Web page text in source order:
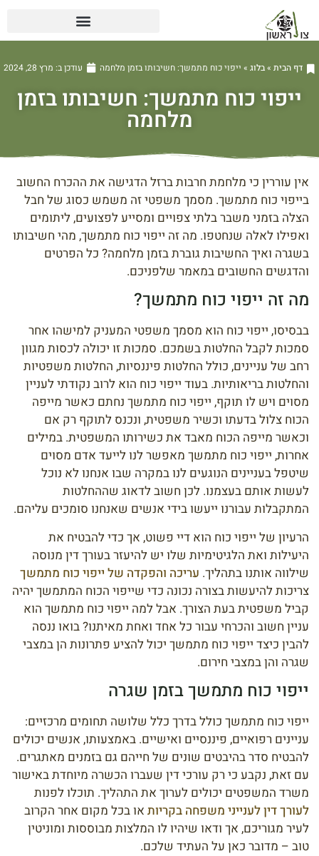
דף הבית »בלוג » ייפוי כוח מתמשך: חשיבותו בזמן מלחמה עודכן ב: מרץ 28, 2024
ייפוי כוח מתמשך: חשיבותו בזמן
מלחמה
אין עוררין כי מלחמת חרבות ברזל הדגישה את ההכרח החשוב
בייפוי כוח מתמשך. מסמך משפטי זה משמש כסוג של חבל
הצלה בזמני משבר בלתי צפויים ומסייע לפצועים, ליתומים
ואפילו לאלה שנחטפו. מה זה ייפוי כוח מתמשך, מהי חשיבותו
בשגרה ואיך החשיבות גוברת בזמן מלחמה? כל הפרטים
והדגשים החשובים במאמר שלפניכם.
מה זה ייפוי כוח מתמשך?
בבסיסו, ייפוי כוח הוא מסמך משפטי המעניק למישהו אחר
סמכות לקבל החלטות בשמכם. סמכות זו יכולה לכסות מגוון
רחב של עניינים, כולל החלטות פיננסיות, החלטות משפטיות
והחלטות בריאותיות. בעוד ייפוי כוח הוא לרוב נקודתי לעניין
מסוים ויש לו תוקף, ייפוי כוח מתמשך נחתם כאשר מייפה
הכוח צלול בדעתו וכשיר משפטית, ונכנס לתוקף רק אם
וכאשר מייפה הכוח מאבד את כשירותו המשפטית. במילים
אחרות, ייפוי כוח מתמשך מאפשר לנו לייעד אדם מסוים
שיטפל בעניינים הנוגעים לנו במקרה שבו אנחנו לא נוכל
לעשות אותם בעצמנו. לכן חשוב לדאוג שההחלטות
המתקבלות עבורנו ייעשו בידי אנשים שאנחנו סומכים עליהם.
הרעיון של ייפוי כוח הוא דיי פשוט, אך כדי להבטיח את
היעילות ואת הלגיטימיות שלו יש להיעזר בעורך דין מנוסה
שילווה אותנו בתהליך. עריכה והפקדה של ייפוי כוח מתמשך
צריכות להיעשות בצורה נכונה כדי שייפוי הכוח המתמשך יהיה
קביל משפטית בעת הצורך. אבל למה ייפוי כוח מתמשך הוא
עניין חשוב והכרחי עבור כל אחד ואחת מאיתנו? בואו ננסה
להבין כיצד ייפוי כוח מתמשך יכול להציע פתרונות הן במצבי
שגרה והן במצבי חירום.
ייפוי כוח מתמשך בזמן שגרה
ייפוי כוח מתמשך כולל בדרך כלל שלושה תחומים מרכזיים:
עניינים רפואיים, פיננסיים ואישיים. באמצעותו, אנשים יכולים
להבטיח סדר בהיבטים שונים של חייהם גם בזמנים מאתגרים.
עם זאת, נקבע כי רק עורכי דין שעברו הכשרה מיוחדת באישור
משרד המשפטים יכולים לערוך את התהליך. תוכלו לפנות
לעורך דין לענייני משפחה בקריות או בכל מקום אחר הקרוב
לעיר מגוריכם, אך ודאו שיהיו לו המלצות מבוססות ומוניטין
טוב – מדובר כאן על העתיד שלכם.